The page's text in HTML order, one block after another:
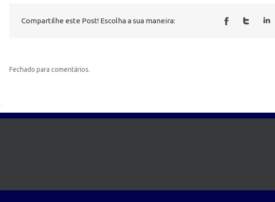
Compartilhe este Post! Escolha a sua maneira:
Fechado para comentários.